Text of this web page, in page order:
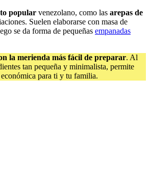
popular venezolano, como las arepas de
Suelen elaborarse con masa de
se da forma de pequeñas empanadas
la merienda más fácil de preparar. Al
tan pequeña y minimalista, permite
para ti y tu familia.